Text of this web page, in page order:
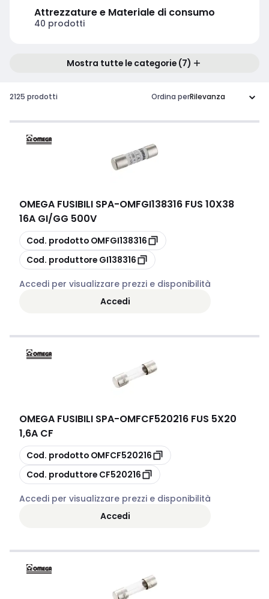
Attrezzature e Materiale di consumo
40 prodotti
Mostra tutte le categorie (7)
2125 prodotti Ordina per
OMEGA FUSIBILI SPA-OMFGI138316 FUS 10X38
16A GI/GG 500V
copia
Cod. prodotto OMFGI138316
copia
Cod. produttore GI138316
Accedi per visualizzare prezzi e disponibilità
Accedi
OMEGA FUSIBILI SPA-OMFCF520216 FUS 5X20
1,6A CF
copia
Cod. prodotto OMFCF520216
copia
Cod. produttore CF520216
Accedi per visualizzare prezzi e disponibilità
Accedi